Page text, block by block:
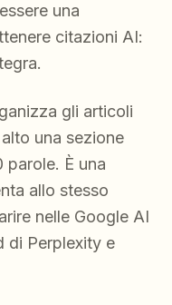
una
citazioni AI:
gli articoli
una sezione
parole. È una
allo stesso
nelle Google AI
di Perplexity e